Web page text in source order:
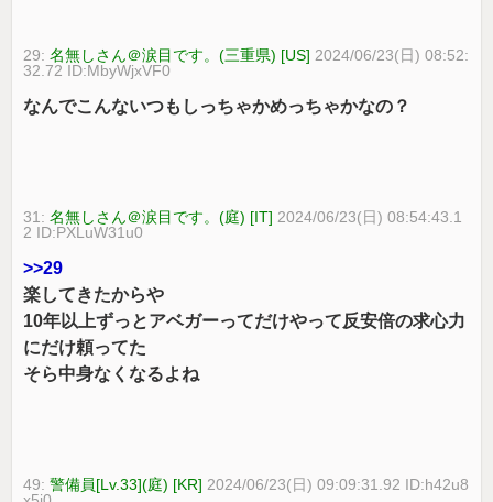
29:名無しさん＠涙目です。(三重県) [US] 2024/06/23(日) 08:52:
32.72 ID:MbyWjxVF0
なんでこんないつもしっちゃかめっちゃかなの？
31:名無しさん＠涙目です。(庭) [IT] 2024/06/23(日) 08:54:43.1
2 ID:PXLuW31u0
>>29
楽してきたからや
10年以上ずっとアベガーってだけやって反安倍の求心力
にだけ頼ってた
そら中身なくなるよね
49:警備員[Lv.33](庭) [KR] 2024/06/23(日) 09:09:31.92 ID:h42u8